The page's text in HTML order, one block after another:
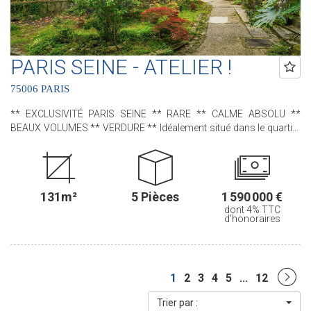
(ACHAT - VENTE - LOCATION - GESTION - SUCCESSION -
ÉVALUATION OFFERTE SOUS 24 H).
PARIS SEINE - ATELIER !
75006 PARIS
** EXCLUSIVITÉ PARIS SEINE ** RARE ** CALME ABSOLU **
BEAUX VOLUMES ** VERDURE ** Idéalement situé dans le quartier
Montparnasse, nous avons le plaisir de vous proposer, cet
appartement - ancien atelier d'artiste - situé au sein de la charmante
Villa Gabriel ; une très jolie copropriété, sécurisée avec gardien, qui
bénéficie d'une allée privée, pavée et arborée. Dès l'entrée, une
sensation d'espace opère grâce à ses beaux volumes, sa
mezzanine, sa très grande baie vitrée ainsi que sa très belle hauteur
spacieuse pièce de vie, une cuisine indépendante aménagée et
équipée, une buanderie et un water-closet indépendant. A l'étage,
accessible par un escalier intérieur : trois chambres , deux salles
de bains avec leur propre water-closet et de nombreux
131m² 5 Pièces 1 590 000 €
dont 4% TTC
d'honoraires
1 2 3 4 5 ... 12
Trier par :